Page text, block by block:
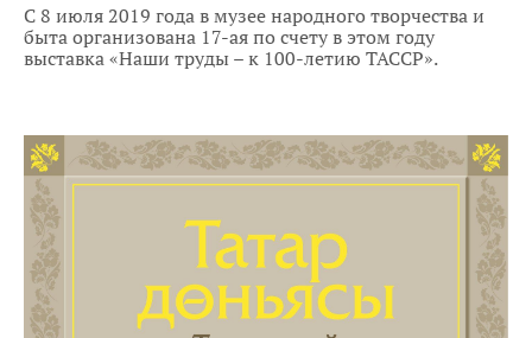
С 8 июля 2019 года в музее народного творчества и
быта организована 17-ая по счету в этом году
выставка «Наши труды – к 100-летию ТАССР».